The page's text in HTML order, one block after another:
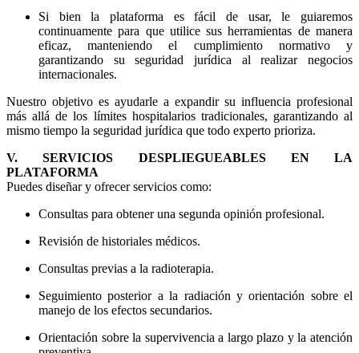
Si bien la plataforma es fácil de usar, le guiaremos
continuamente para que utilice sus herramientas de manera
eficaz, manteniendo el cumplimiento normativo y
garantizando su seguridad jurídica al realizar negocios
internacionales.
Nuestro objetivo es ayudarle a expandir su influencia profesional
más allá de los límites hospitalarios tradicionales, garantizando al
mismo tiempo la seguridad jurídica que todo experto prioriza.
V. SERVICIOS DESPLIEGUEABLES EN LA
PLATAFORMA
Puedes diseñar y ofrecer servicios como:
Consultas para obtener una segunda opinión profesional.
Revisión de historiales médicos.
Consultas previas a la radioterapia.
Seguimiento posterior a la radiación y orientación sobre el
manejo de los efectos secundarios.
Orientación sobre la supervivencia a largo plazo y la atención